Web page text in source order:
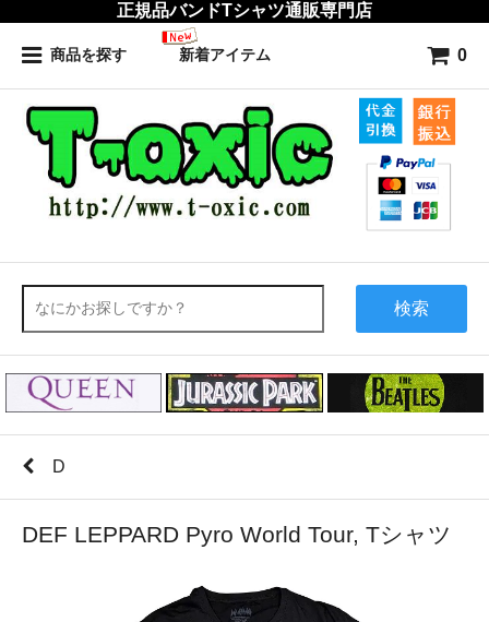
正規品バンドTシャツ通販専門店
商品を探す 新着アイテム 0
検索
D
DEF LEPPARD Pyro World Tour, Tシャツ